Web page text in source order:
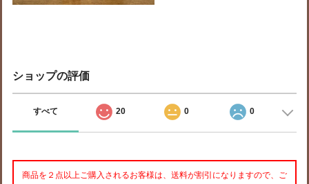
ショップの評価
すべて 20 0 0
商品を２点以上ご購入されるお客様は、送料が割引になりますので、ご